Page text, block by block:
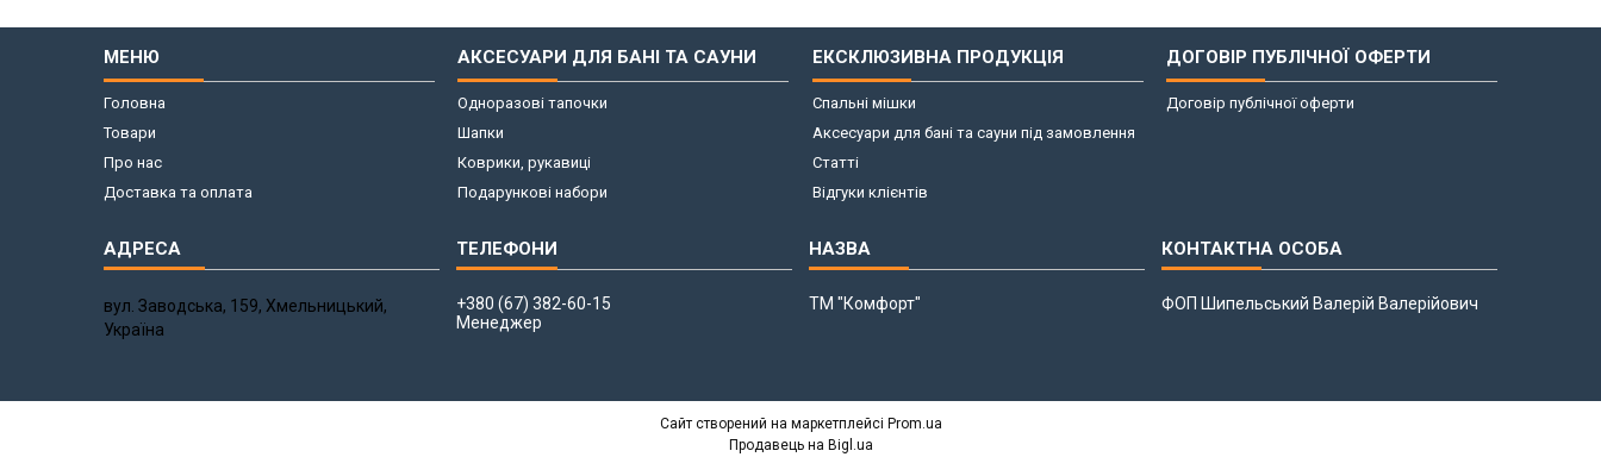
МЕНЮ
Головна
Товари
Про нас
Доставка та оплата
АКСЕСУАРИ ДЛЯ БАНІ ТА САУНИ
Одноразові тапочки
Шапки
Коврики, рукавиці
Подарункові набори
ЕКСКЛЮЗИВНА ПРОДУКЦІЯ
Спальні мішки
Аксесуари для бані та сауни під замовлення
Статті
Відгуки клієнтів
ДОГОВІР ПУБЛІЧНОЇ ОФЕРТИ
Договір публічної оферти
вул. Заводська, 159, Хмельницький,
Україна
+380 (67) 382-60-15
Менеджер
ТМ "Комфорт" ФОП Шипельський Валерій Валерійович
Сайт створений на маркетплейсі Prom.ua
Продавець на Bigl.ua